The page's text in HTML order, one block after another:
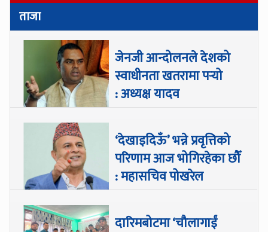
ताजा
जेनजी आन्दोलनले देशको
स्वाधीनता खतरामा पर्‍यो
: अध्यक्ष यादव
‘देखाइदिऊँ’ भन्ने प्रवृत्तिको
परिणाम आज भोगिरहेका छौँ
: महासचिव पोखरेल
दारिमबोटमा ‘चौलागाईं